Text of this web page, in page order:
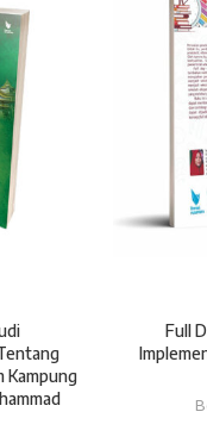
Kampung
Full